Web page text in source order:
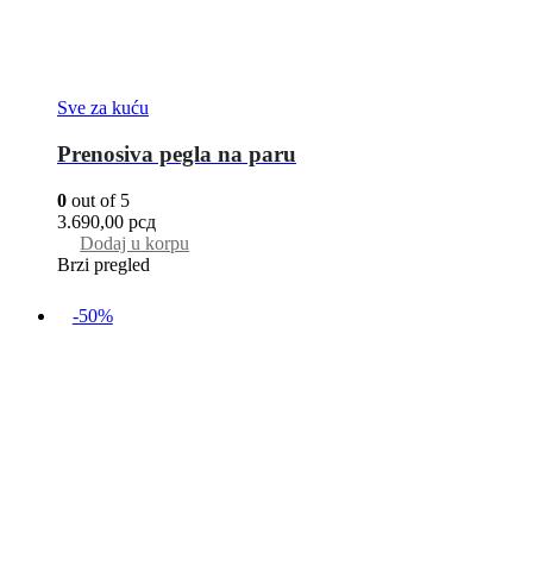
Sve za kuću
Prenosiva pegla na paru
0 out of 5
3.690,00 рсд
Dodaj u korpu
Brzi pregled
-50%